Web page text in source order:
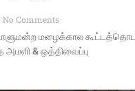
No Comments
மழைக்கால
அமளி & ஒத்திவைப்பு